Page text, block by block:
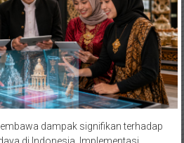
dampak signifikan terhadap
di Indonesia. Implementasi